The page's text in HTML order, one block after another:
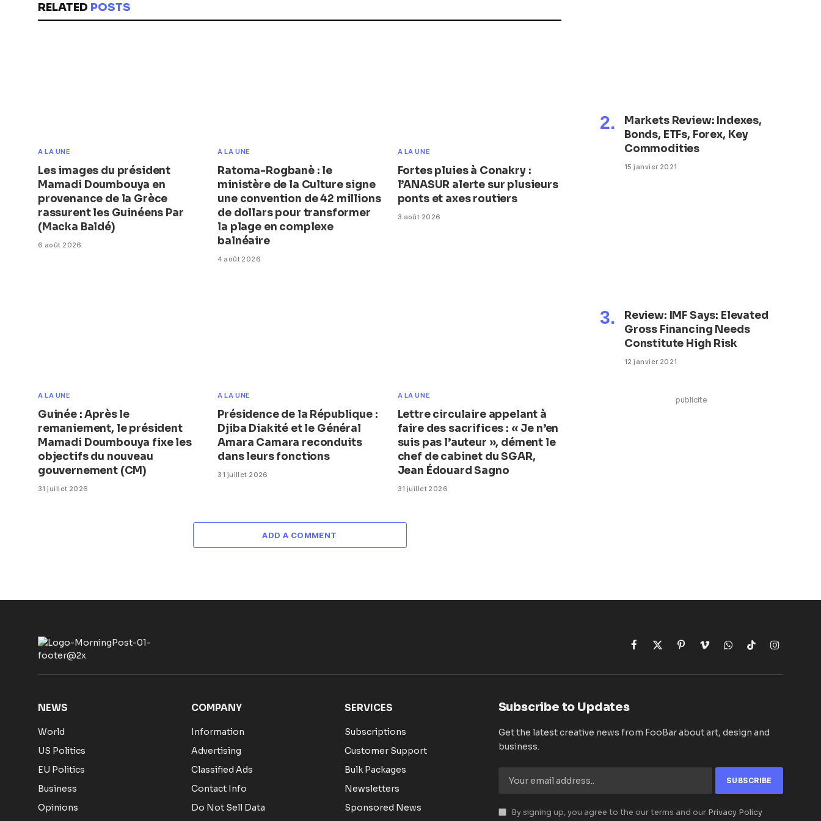
RELATED POSTS
A LA UNE
Les images du président
Mamadi Doumbouya en
provenance de la Grèce
rassurent les Guinéens Par
(Macka Baldé)
6 août 2026
A LA UNE
Ratoma-Rogbanè : le
ministère de la Culture signe
une convention de 42 millions
de dollars pour transformer
la plage en complexe
balnéaire
4 août 2026
A LA UNE
Fortes pluies à Conakry :
l’ANASUR alerte sur plusieurs
ponts et axes routiers
3 août 2026
A LA UNE
Guinée : Après le
remaniement, le président
Mamadi Doumbouya fixe les
objectifs du nouveau
gouvernement (CM)
31 juillet 2026
A LA UNE
Présidence de la République :
Djiba Diakité et le Général
Amara Camara reconduits
dans leurs fonctions
31 juillet 2026
A LA UNE
Lettre circulaire appelant à
faire des sacrifices : « Je n’en
suis pas l’auteur », dément le
chef de cabinet du SGAR,
Jean Édouard Sagno
31 juillet 2026
ADD A COMMENT
Markets Review: Indexes,
Bonds, ETFs, Forex, Key
Commodities
15 janvier 2021
Review: IMF Says: Elevated
Gross Financing Needs
Constitute High Risk
12 janvier 2021
publicite
Facebook
X
PinterestVimeoWhatsApp
TikTokInstagram
NEWS
World
US Politics
EU Politics
Business
Opinions
COMPANY
Information
Advertising
Classified Ads
Contact Info
Do Not Sell Data
SERVICES
Subscriptions
Customer Support
Bulk Packages
Newsletters
Sponsored News
Subscribe to Updates
Get the latest creative news from FooBar about art, design and
business.
By signing up, you agree to the our terms and our Privacy Policy